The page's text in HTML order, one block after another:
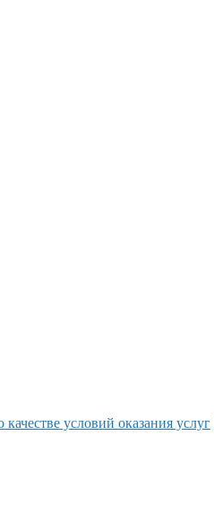
условий оказания услуг